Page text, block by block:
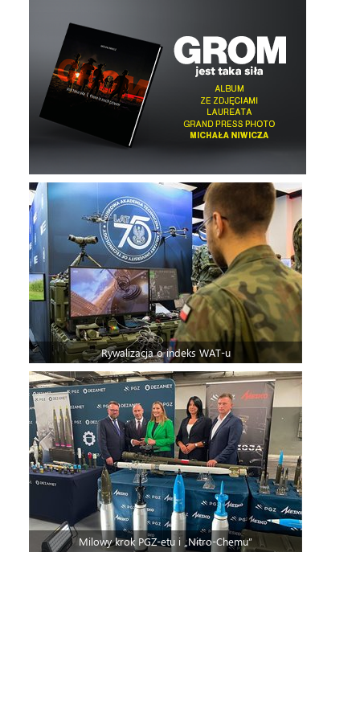
Rywalizacja o indeks WAT-u
Milowy krok PGZ-etu i „Nitro-Chemu”